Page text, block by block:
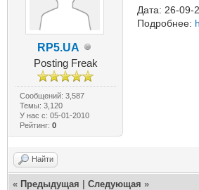
RP5.UA
Posting Freak
Сообщений: 3,587
Темы: 3,120
У нас с: 05-01-2010
Рейтинг: 0
Дата: 26-09-
Подробнее:
Найти
« Предыдущая Следующая »